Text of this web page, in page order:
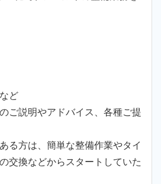
ど
ご説明やアドバイス、各種ご提
る方は、簡単な整備作業やタイ
交換などからスタートしていた